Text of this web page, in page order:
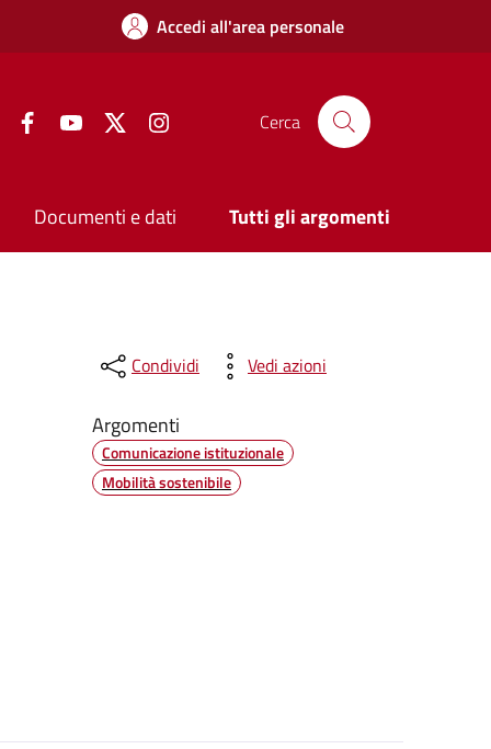
Accedi all'area personale
FacebookYouTube Twitter Cerca
Documenti e dati Tutti gli argomenti
Condividi Vedi azioni
Argomenti
Comunicazione istituzionale
Mobilità sostenibile